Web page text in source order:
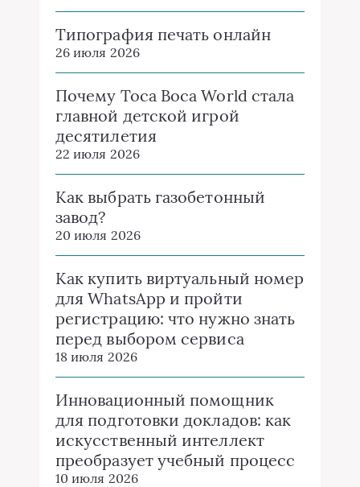
Типография печать онлайн
26 июля 2026
Почему Toca Boca World стала
главной детской игрой
десятилетия
22 июля 2026
Как выбрать газобетонный
завод?
20 июля 2026
Как купить виртуальный номер
для WhatsApp и пройти
регистрацию: что нужно знать
перед выбором сервиса
18 июля 2026
Инновационный помощник
для подготовки докладов: как
искусственный интеллект
преобразует учебный процесс
10 июля 2026